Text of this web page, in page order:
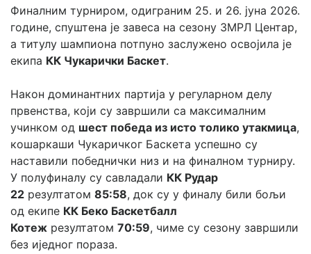
Финалним турниром, одиграним 25. и 26. јуна 2026.
године, спуштена је завеса на сезону 3МРЛ Центар,
а титулу шампиона потпуно заслужено освојила је
екипа КК Чукарички Баскет.
Након доминантних партија у регуларном делу
првенства, који су завршили са максималним
учинком од шест победа из исто толико утакмица,
кошаркаши Чукаричког Баскета успешно су
наставили победнички низ и на финалном турниру.
У полуфиналу су савладали КК Рудар
22 резултатом 85:58, док су у финалу били бољи
од екипе КК Беко Баскетбалл
Котеж резултатом 70:59, чиме су сезону завршили
без иједног пораза.